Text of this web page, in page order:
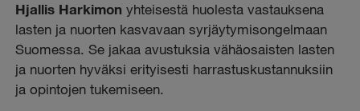
Hjallis Harkimon yhteisestä huolesta vastauksena
lasten ja nuorten kasvavaan syrjäytymisongelmaan
Suomessa. Se jakaa avustuksia vähäosaisten lasten
ja nuorten hyväksi erityisesti harrastuskustannuksiin
ja opintojen tukemiseen.